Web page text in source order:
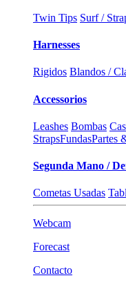
Twin Tips Surf /
Harnesses
Rigidos Blandos /
Accessorios
Leashes Bombas
StrapsFundasPartes
Segunda Mano /
Cometas Usadas
Webcam
Forecast
Contacto